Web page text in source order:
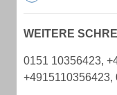
WEITERE
0151 10356423,
+4915110356423,